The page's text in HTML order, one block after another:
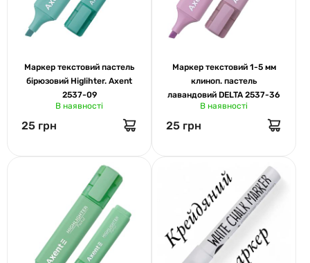
Маркер текстовий пастель
бірюзовий Higlihter. Axent
2537-09
В наявності
25 грн
Маркер текстовий 1-5 мм
клиноп. пастель
лавандовий DELTA 2537-36
В наявності
25 грн